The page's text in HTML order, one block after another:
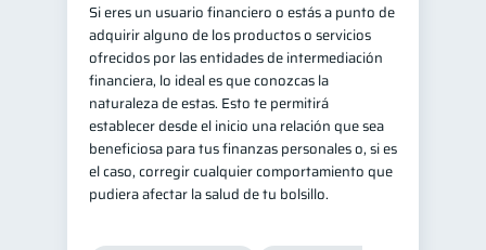
Si eres un usuario financiero o estás a punto de
adquirir alguno de los productos o servicios
ofrecidos por las entidades de intermediación
financiera, lo ideal es que conozcas la
naturaleza de estas. Esto te permitirá
establecer desde el inicio una relación que sea
beneficiosa para tus finanzas personales o, si es
el caso, corregir cualquier comportamiento que
pudiera afectar la salud de tu bolsillo.